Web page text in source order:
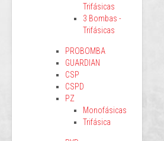
Trifásicas
3 Bombas -
Trifásicas
PROBOMBA
GUARDIAN
CSP
CSPD
PZ
Monofásicas
Trifásica